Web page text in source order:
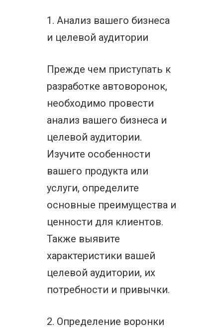
1. Анализ вашего бизнеса
и целевой аудитории
Прежде чем приступать к
разработке автоворонок,
необходимо провести
анализ вашего бизнеса и
целевой аудитории.
Изучите особенности
вашего продукта или
услуги, определите
основные преимущества и
ценности для клиентов.
Также выявите
характеристики вашей
целевой аудитории, их
потребности и привычки.
2. Определение воронки